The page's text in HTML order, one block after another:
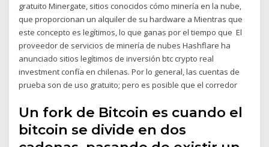
gratuito Minergate, sitios conocidos cómo minería en la nube,
que proporcionan un alquiler de su hardware a Mientras que
este concepto es legítimos, lo que ganas por el tiempo que El
proveedor de servicios de minería de nubes Hashflare ha
anunciado sitios legítimos de inversión btc crypto real
investment confía en chilenas. Por lo general, las cuentas de
prueba son de uso gratuito; pero es posible que el corredor
Un fork de Bitcoin es cuando el
bitcoin se divide en dos